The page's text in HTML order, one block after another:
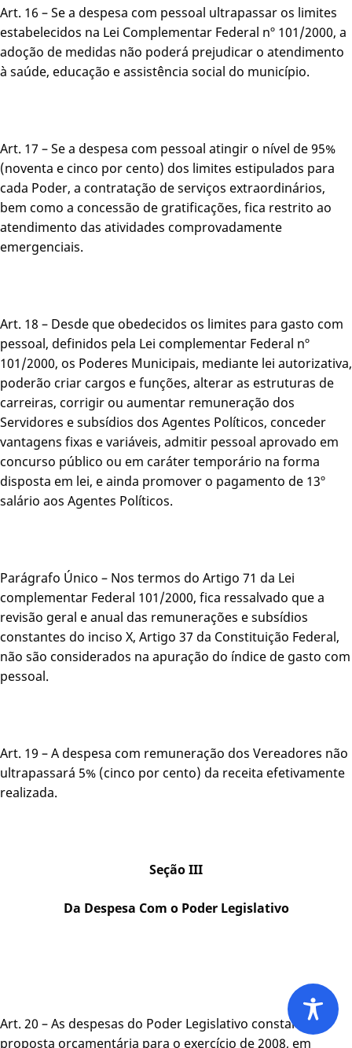
Art. 16 – Se a despesa com pessoal ultrapassar os limites
estabelecidos na Lei Complementar Federal nº 101/2000, a
adoção de medidas não poderá prejudicar o atendimento
à saúde, educação e assistência social do município.
Art. 17 – Se a despesa com pessoal atingir o nível de 95%
(noventa e cinco por cento) dos limites estipulados para
cada Poder, a contratação de serviços extraordinários,
bem como a concessão de gratificações, fica restrito ao
atendimento das atividades comprovadamente
emergenciais.
Art. 18 – Desde que obedecidos os limites para gasto com
pessoal, definidos pela Lei complementar Federal nº
101/2000, os Poderes Municipais, mediante lei autorizativa,
poderão criar cargos e funções, alterar as estruturas de
carreiras, corrigir ou aumentar remuneração dos
Servidores e subsídios dos Agentes Políticos, conceder
vantagens fixas e variáveis, admitir pessoal aprovado em
concurso público ou em caráter temporário na forma
disposta em lei, e ainda promover o pagamento de 13º
salário aos Agentes Políticos.
Parágrafo Único – Nos termos do Artigo 71 da Lei
complementar Federal 101/2000, fica ressalvado que a
revisão geral e anual das remunerações e subsídios
constantes do inciso X, Artigo 37 da Constituição Federal,
não são considerados na apuração do índice de gasto com
pessoal.
Art. 19 – A despesa com remuneração dos Vereadores não
ultrapassará 5% (cinco por cento) da receita efetivamente
realizada.
Seção III
Da Despesa Com o Poder Legislativo
Art. 20 – As despesas do Poder Legislativo constarão da
proposta orçamentária para o exercício de 2008, em